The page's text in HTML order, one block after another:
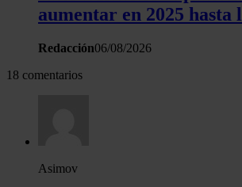
aumentar en 2025 hasta
Redacción06/08/2026
18 comentarios
Asimov